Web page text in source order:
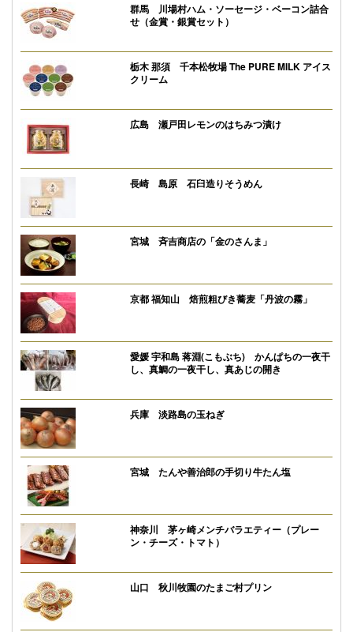
群馬 川場村ハム・ソーセージ・ベーコン詰合
せ（金賞・銀賞セット）
栃木 那須 千本松牧場 The PURE MILK アイス
クリーム
広島 瀬戸田レモンのはちみつ漬け
長崎 島原 石臼造りそうめん
宮城 斉吉商店の「金のさんま」
京都 福知山 焙煎粗びき蕎麦「丹波の霧」
愛媛 宇和島 蒋淵(こもぶち) かんぱちの一夜干
し、真鯛の一夜干し、真あじの開き
兵庫 淡路島の玉ねぎ
宮城 たんや善治郎の手切り牛たん塩
神奈川 茅ヶ崎メンチバラエティー（プレー
ン・チーズ・トマト）
山口 秋川牧園のたまご村プリン